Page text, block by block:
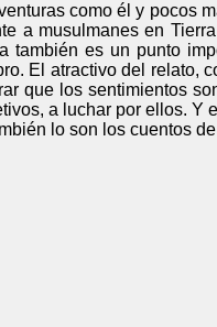
como él y pocos
a musulmanes en
es un punto
El atractivo del relato,
que los sentimientos
a luchar por ellos. Y
lo son los cuentos